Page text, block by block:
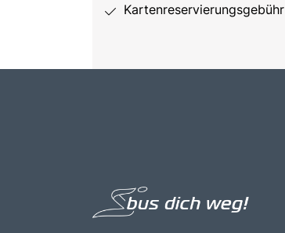
Kartenreservierungsgebühr